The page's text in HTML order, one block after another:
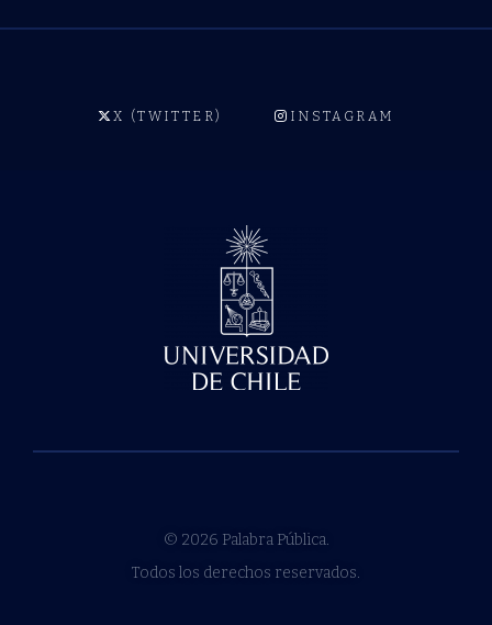
X (TWITTER) INSTAGRAM
© 2026 Palabra Pública.
Todos los derechos reservados.